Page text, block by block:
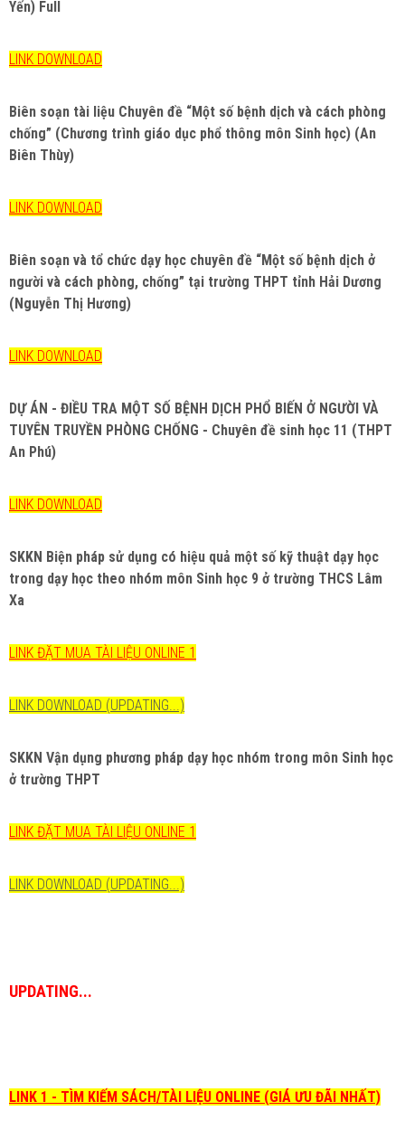
Yến) Full
LINK DOWNLOAD
Biên soạn tài liệu Chuyên đề “Một số bệnh dịch và cách phòng
chống” (Chương trình giáo dục phổ thông môn Sinh học) (An
Biên Thùy)
LINK DOWNLOAD
Biên soạn và tổ chức dạy học chuyên đề “Một số bệnh dịch ở
người và cách phòng, chống” tại trường THPT tỉnh Hải Dương
(Nguyễn Thị Hương)
LINK DOWNLOAD
DỰ ÁN - ĐIỀU TRA MỘT SỐ BỆNH DỊCH PHỔ BIẾN Ở NGƯỜI VÀ
TUYÊN TRUYỀN PHÒNG CHỐNG - Chuyên đề sinh học 11 (THPT
An Phú)
LINK DOWNLOAD
SKKN Biện pháp sử dụng có hiệu quả một số kỹ thuật dạy học
trong dạy học theo nhóm môn Sinh học 9 ở trường THCS Lâm
Xa
LINK ĐẶT MUA TÀI LIỆU ONLINE 1
LINK DOWNLOAD (UPDATING...)
SKKN Vận dụng phương pháp dạy học nhóm trong môn Sinh học
ở trường THPT
LINK ĐẶT MUA TÀI LIỆU ONLINE 1
LINK DOWNLOAD (UPDATING...)
UPDATING...
LINK 1 - TÌM KIẾM SÁCH/TÀI LIỆU ONLINE (GIÁ ƯU ĐÃI NHẤT)